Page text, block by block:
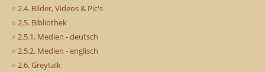
2.4. Bilder, Videos & Pic's
2.5. Bibliothek
2.5.1. Medien - deutsch
2.5.2. Medien - englisch
2.6. Greytalk